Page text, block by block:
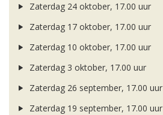
Zaterdag 24 oktober, 17.00 uur
Zaterdag 17 oktober, 17.00 uur
Zaterdag 10 oktober, 17.00 uur
Zaterdag 3 oktober, 17.00 uur
Zaterdag 26 september, 17.00 uur
Zaterdag 19 september, 17.00 uur